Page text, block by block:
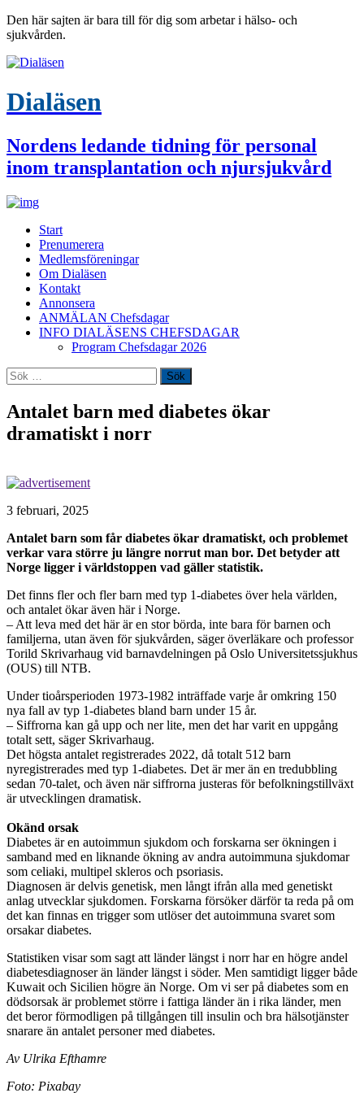
Den här sajten är bara till för dig som arbetar i hälso- och
sjukvården.
Dialäsen
Nordens ledande tidning för personal
inom transplantation och njursjukvård
Start
Prenumerera
Medlemsföreningar
Om Dialäsen
Kontakt
Annonsera
ANMÄLAN Chefsdagar
INFO DIALÄSENS CHEFSDAGAR
Program Chefsdagar 2026
Sök
efter:
Antalet barn med diabetes ökar
dramatiskt i norr
3 februari, 2025
Antalet barn som får diabetes ökar dramatiskt, och problemet
verkar vara större ju längre norrut man bor. Det betyder att
Norge ligger i världstoppen vad gäller statistik.
Det finns fler och fler barn med typ 1-diabetes över hela världen,
och antalet ökar även här i Norge.
– Att leva med det här är en stor börda, inte bara för barnen och
familjerna, utan även för sjukvården, säger överläkare och professor
Torild Skrivarhaug vid barnavdelningen på Oslo Universitetssjukhus
(OUS) till NTB.
Under tioårsperioden 1973-1982 inträffade varje år omkring 150
nya fall av typ 1-diabetes bland barn under 15 år.
– Siffrorna kan gå upp och ner lite, men det har varit en uppgång
totalt sett, säger Skrivarhaug.
Det högsta antalet registrerades 2022, då totalt 512 barn
nyregistrerades med typ 1-diabetes. Det är mer än en tredubbling
sedan 70-talet, och även när siffrorna justeras för befolkningstillväxt
är utvecklingen dramatisk.
Okänd orsak
Diabetes är en autoimmun sjukdom och forskarna ser ökningen i
samband med en liknande ökning av andra autoimmuna sjukdomar
som celiaki, multipel skleros och psoriasis.
Diagnosen är delvis genetisk, men långt ifrån alla med genetiskt
anlag utvecklar sjukdomen. Forskarna försöker därför ta reda på om
det kan finnas en trigger som utlöser det autoimmuna svaret som
orsakar diabetes.
Statistiken visar som sagt att länder längst i norr har en högre andel
diabetesdiagnoser än länder längst i söder. Men samtidigt ligger både
Kuwait och Sicilien högre än Norge. Om vi ser på diabetes som en
dödsorsak är problemet större i fattiga länder än i rika länder, men
det beror förmodligen på tillgången till insulin och bra hälsotjänster
snarare än antalet personer med diabetes.
Av Ulrika Efthamre
Foto: Pixabay